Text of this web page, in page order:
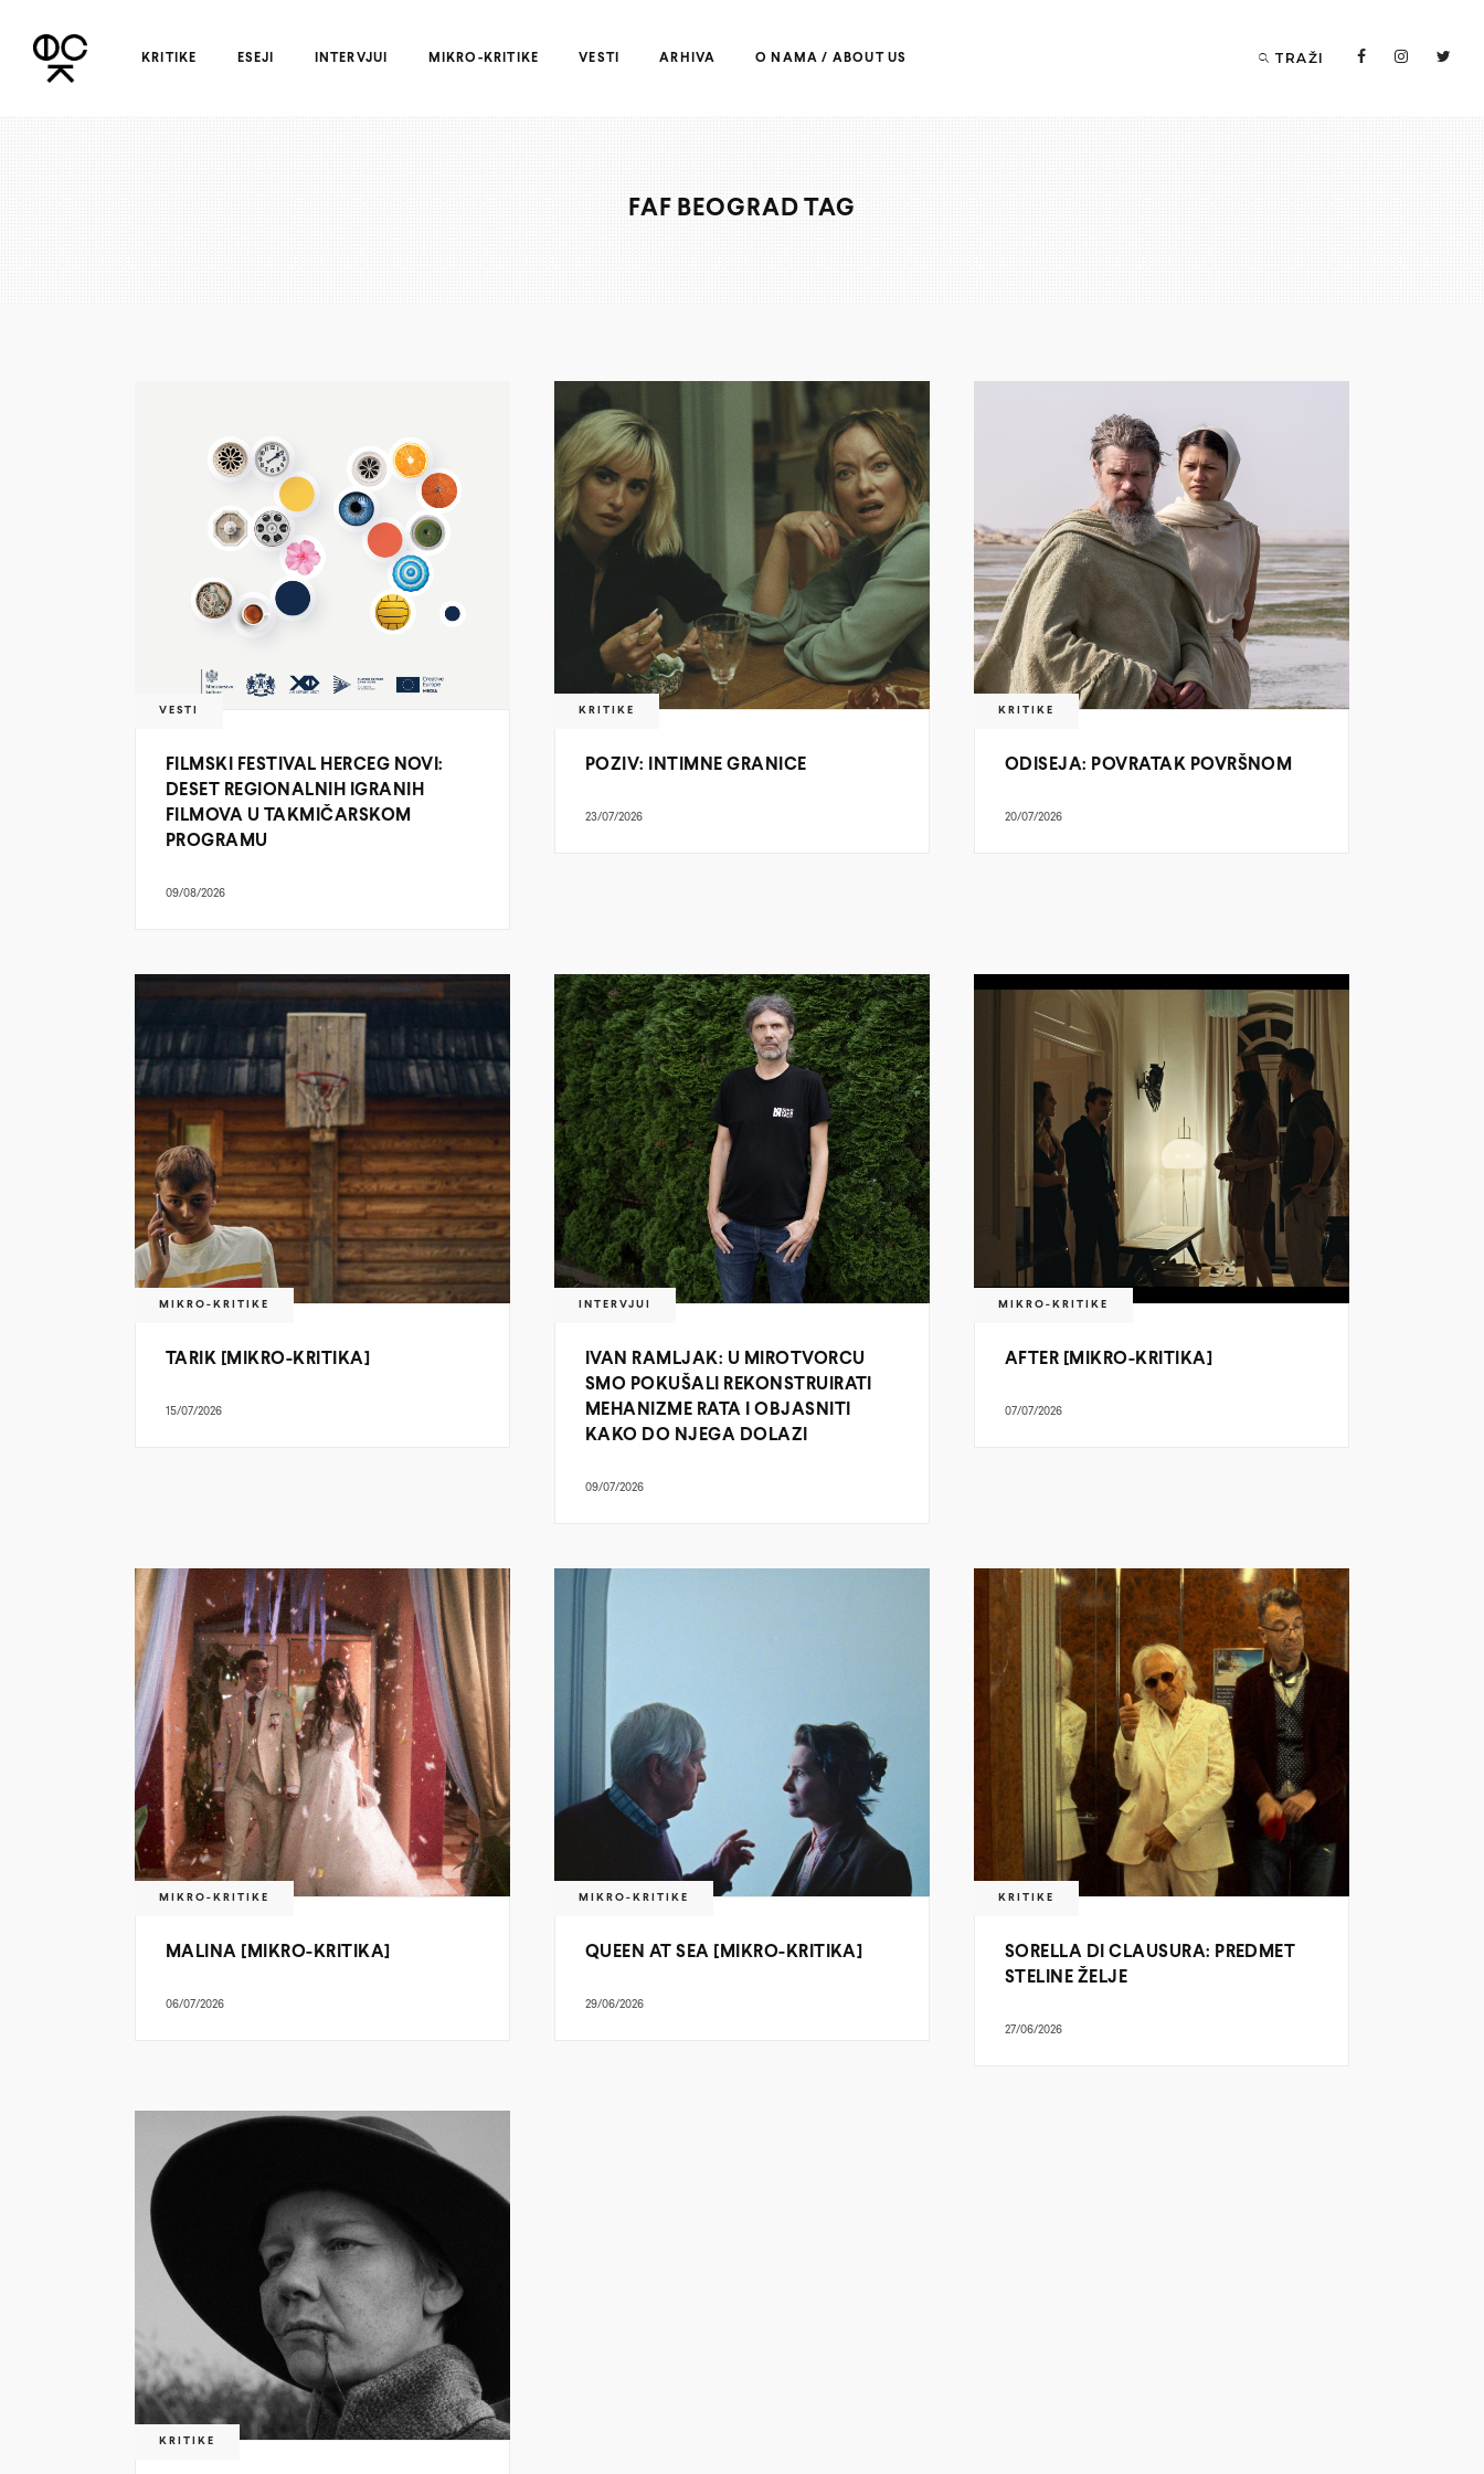
KRITIKE ESEJI INTERVJUI MIKRO-KRITIKE VESTI ARHIVA O NAMA / ABOUT US TRAŽI
FAF BEOGRAD TAG
VESTI
FILMSKI FESTIVAL HERCEG NOVI:
DESET REGIONALNIH IGRANIH
FILMOVA U TAKMIČARSKOM
PROGRAMU
09/08/2026
KRITIKE
POZIV: INTIMNE GRANICE
23/07/2026
KRITIKE
ODISEJA: POVRATAK POVRŠNOM
20/07/2026
MIKRO-KRITIKE
TARIK [MIKRO-KRITIKA]
15/07/2026
INTERVJUI
IVAN RAMLJAK: U MIROTVORCU
SMO POKUŠALI REKONSTRUIRATI
MEHANIZME RATA I OBJASNITI
KAKO DO NJEGA DOLAZI
09/07/2026
MIKRO-KRITIKE
AFTER [MIKRO-KRITIKA]
07/07/2026
MIKRO-KRITIKE
MALINA [MIKRO-KRITIKA]
06/07/2026
MIKRO-KRITIKE
QUEEN AT SEA [MIKRO-KRITIKA]
29/06/2026
KRITIKE
SORELLA DI CLAUSURA: PREDMET
STELINE ŽELJE
27/06/2026
KRITIKE